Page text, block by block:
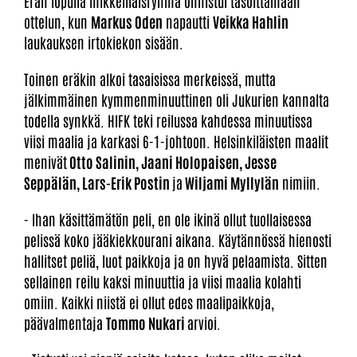
ottelun, kun Markus Oden napauttiVeikka Hahlin
laukauksen irtokiekon sisään.
Toinen eräkin alkoi tasaisissa merkeissä, mutta
jälkimmäinen kymmenminuuttinen oli Jukurien kannalta
todella synkkä. HIFK teki reilussa kahdessa minuutissa
viisi maalia ja karkasi 6-1-johtoon. Helsinkiläisten maalit
menivätOtto Salinin, Jaani Holopaisen, Jesse
Seppälän, Lars-Erik Postin jaWiljami Myllylän nimiin.
- Ihan käsittämätön peli, en ole ikinä ollut tuollaisessa
pelissä koko jääkiekkourani aikana. Käytännössä hienosti
hallitset peliä, luot paikkoja ja on hyvä pelaamista. Sitten
sellainen reilu kaksi minuuttia ja viisi maalia kolahti
omiin. Kaikki niistä ei ollut edes maalipaikkoja,
päävalmentaja Tommo Nukari arvioi.